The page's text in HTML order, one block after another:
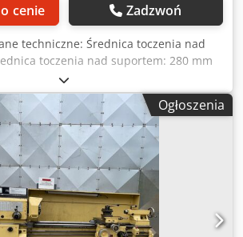
cenie Zadzwoń
techniczne: Średnica toczenia nad
toczenia nad suportem: 280 mm
mm Wysokość kłów: 280 mm
mm Przelot wrzeciona: 65 mm Zakres
9...1800 / 24 stopnie obr/min Posuw
mm/obr Dodjwa I Shepfx Aczekr
0,012-0,045 mm/obr Wysuw pinoli
konika MK: MK5 Całkowite
18 kW Waga maszyny ok.: 3,8 t
szer. x wys.): ok. 3,7 x 1,6 x 2,05 m
D=320mm Suport górny obracany o
i lewo
Ogłoszenia